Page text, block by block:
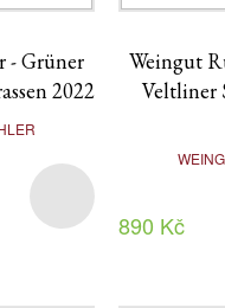
- Grüner
2022
Weingut
Veltliner
890 Kč